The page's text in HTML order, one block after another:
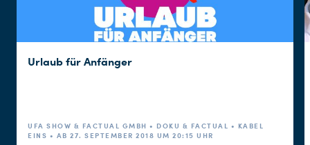
Urlaub für Anfänger
UFA SHOW & FACTUAL GMBH • DOKU & FACTUAL • KABEL
EINS • AB 27. SEPTEMBER 2018 UM 20:15 UHR